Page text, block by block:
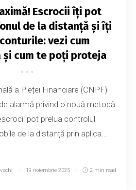
Escrocii îți pot
de la distanță și îți
vezi cum
și cum te poți proteja
a Pieței Financiare (CNPF)
alarmă privind o nouă metodă
pot prelua controlul
de la distanță prin aplica...
19 noiembrie 2025 2 min read